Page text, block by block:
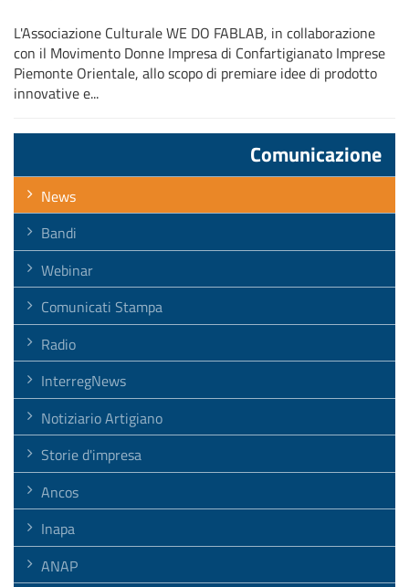
L'Associazione Culturale WE DO FABLAB, in collaborazione
con il Movimento Donne Impresa di Confartigianato Imprese
Piemonte Orientale, allo scopo di premiare idee di prodotto
innovative e...
Comunicazione
News
Bandi
Webinar
Comunicati Stampa
Radio
InterregNews
Notiziario Artigiano
Storie d'impresa
Ancos
Inapa
ANAP